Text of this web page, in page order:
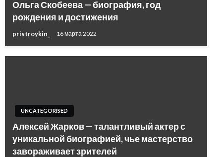
Ольга Скобеева — биография, год
рождения и достижения
pristroykin_ 16 марта 2022
UNCATEGORISED
Алексей Жарков — талантливый актер с
уникальной биографией, чье мастерство
завораживает зрителей